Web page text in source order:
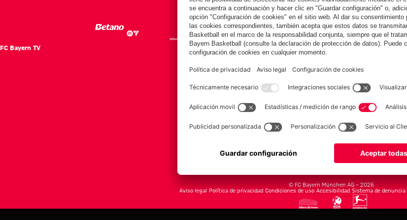
FC Bayern TV
FC Bayern.com
Noticias
Equipo
Afición
Museum Baloncesto
© FC Bayern München AG – 2026
Aviso legal Política de privacidad Condiciones de uso Accesibilidad Sistema de denuncia